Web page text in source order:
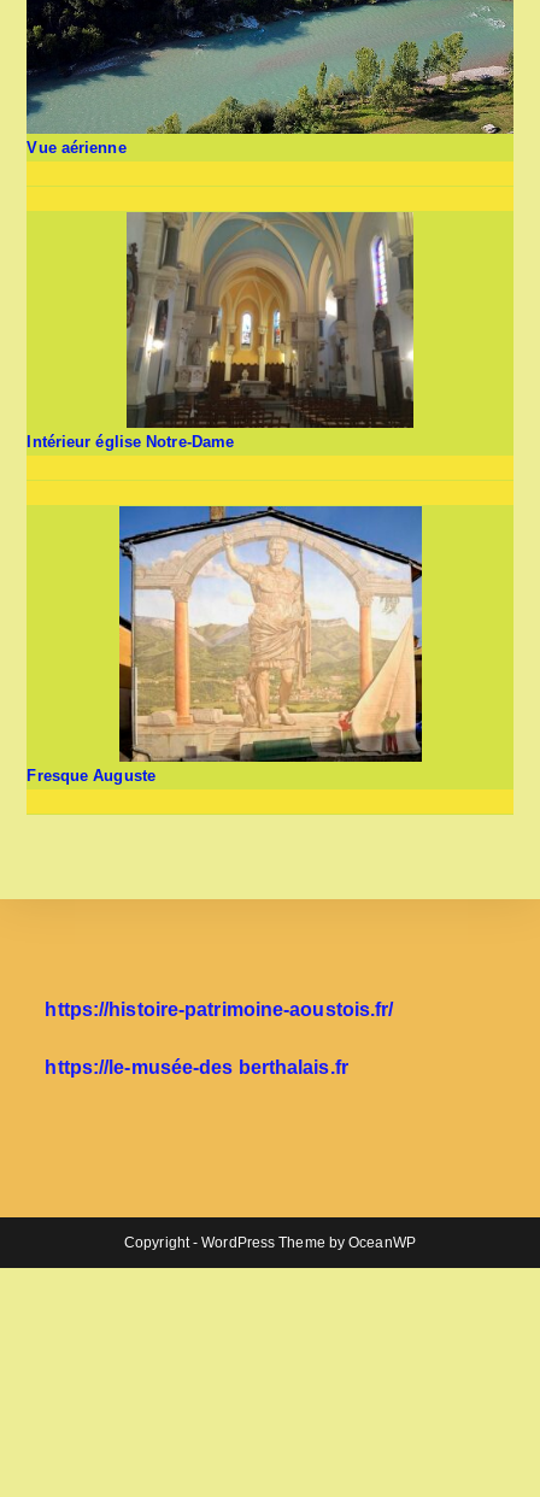
Vue aérienne
Intérieur église Notre-Dame
Fresque Auguste
https://histoire-patrimoine-aoustois.fr/
https://le-musée-des berthalais.fr
Copyright - WordPress Theme by OceanWP